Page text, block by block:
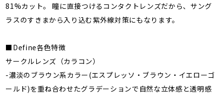
81%カット。 瞳に直接つけるコンタクトレンズだから、サング
ラスのすきまから入り込む紫外線対策にもなります。
■Define各色特徴
サークルレンズ（カラコン）
-濃淡のブラウン系カラー(エスプレッソ・ブラウン・イエローゴ
ールド)を重ね合わせたグラデーションで自然な立体感と透明感